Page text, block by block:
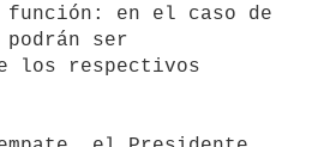
en el caso de
ser
los respectivos